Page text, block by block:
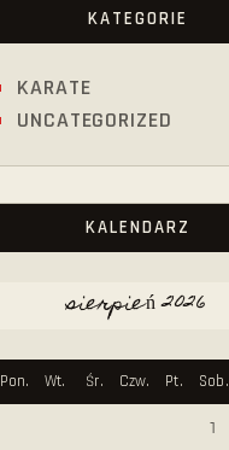
KATEGORIE
KARATE
UNCATEGORIZED
KALENDARZ
sierpień 2026
Pon. Wt. Śr. Czw. Pt. Sob.
1